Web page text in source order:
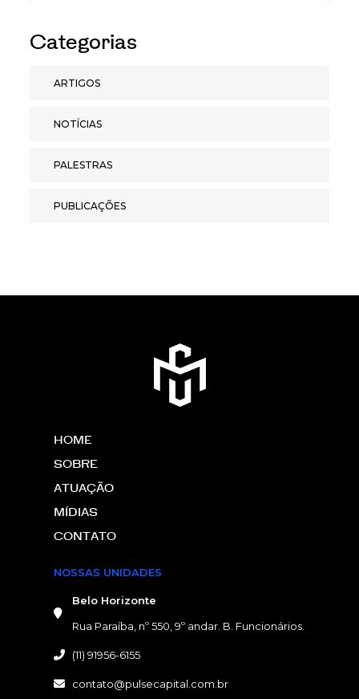
Categorias
ARTIGOS
NOTÍCIAS
PALESTRAS
PUBLICAÇÕES
HOME
SOBRE
ATUAÇÃO
MÍDIAS
CONTATO
NOSSAS UNIDADES
Belo Horizonte
Rua Paraíba, nº 550, 9º andar. B. Funcionários.
(11) 91956-6155
contato@pulsecapital.com.br